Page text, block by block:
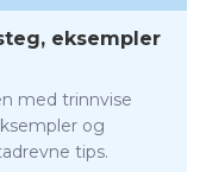
eksempler
med trinnvise
og
tips.